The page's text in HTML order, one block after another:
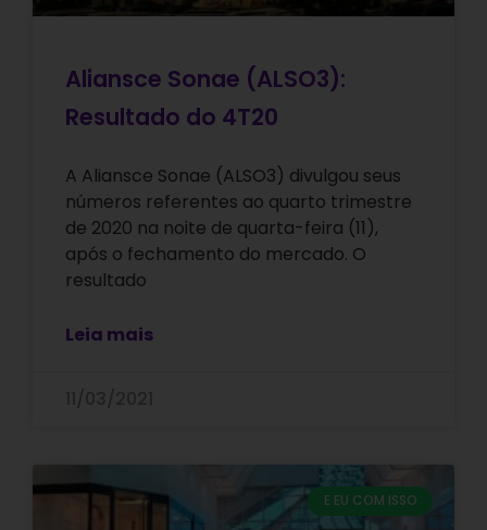
Aliansce Sonae (ALSO3):
Resultado do 4T20
A Aliansce Sonae (ALSO3) divulgou seus
números referentes ao quarto trimestre
de 2020 na noite de quarta-feira (11),
após o fechamento do mercado. O
resultado
Leia mais
E EU COM ISSO